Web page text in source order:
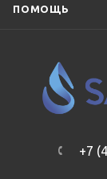
ПОМОЩЬ
+7